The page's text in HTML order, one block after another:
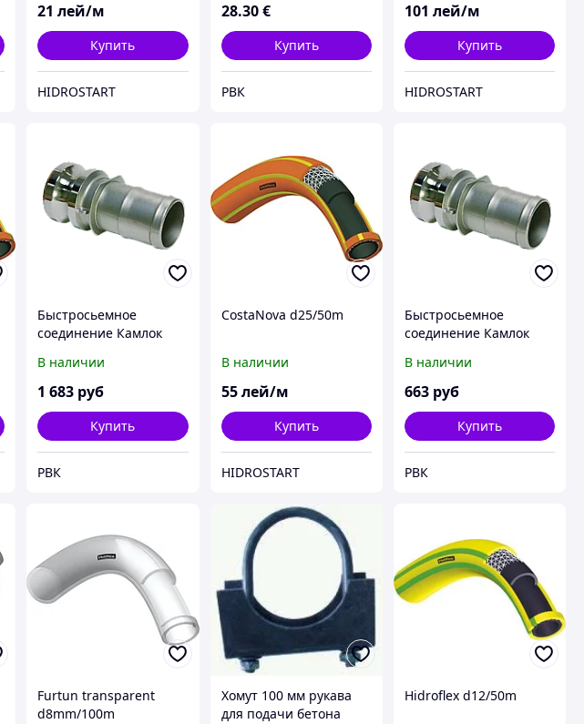
21 лей/м
Купить
HIDROSTART
28.30 €
Купить
РВК
101 лей/м
Купить
HIDROSTART
Быстросьемное
соединение Камлок
В наличии
1 683 руб
Купить
РВК
CostaNova d25/50m
В наличии
55 лей/м
Купить
HIDROSTART
Быстросьемное
соединение Камлок
В наличии
663 руб
Купить
РВК
Furtun transparent
d8mm/100m
Хомут 100 мм рукава
для подачи бетона
Hidroflex d12/50m